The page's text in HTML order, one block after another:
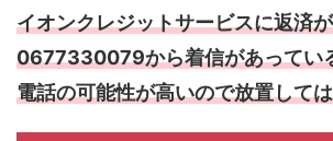
イオンクレジットサービスに返済
0677330079から着信があってい
電話の可能性が高いので放置して